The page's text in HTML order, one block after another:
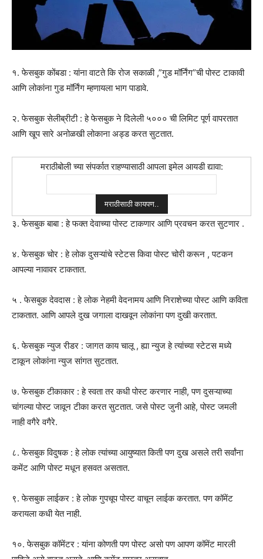
१. फेसबुक कोंबडा : यांना वाटते कि रोज सकाळी ,”गुड मॉर्निंग”ची पोस्ट टाकावी
आणि लोकांना गुड मॉर्निंग म्हणायला भाग पाडावे.
२. फेसबुक सेलीब्रीटी : हे फेसबुक ने दिलेली ५००० ची लिमिट पूर्ण वापरतात
आणि खूप सारे अनोळखी लोकाना अड्ड करत सुटतात.
मराठीबोली च्या संपर्कात राहण्यासाठी आपला इमेल आयडी द्यावा:
३. फेसबुक बाबा : हे फक्त देवाच्या पोस्ट टाकणार आणि प्रवचन करत सुटणार .
४. फेसबुक चोर : हे लोक दुसऱ्यांचे स्टेटस किवा पोस्ट चोरी करून , पटकन
आपल्या नावावर टाकतात.
५ . फेसबुक देवदास : हे लोक नेहमी वेदनामय आणि निराशेच्या पोस्ट आणि कविता
टाकतात. आणि आपले दुख जगाला दाखवून लोकांना पण दुखी करतात.
६. फेसबुक न्युज रीडर : जागत काय चालू , ह्या न्युज हे त्यांच्या स्टेटस मध्ये
टाकून लोकांना न्युज सांगत सुटतात.
७. फेसबुक टीकाकार : हे स्वता तर कधी पोस्ट करणार नाही, पण दुसऱ्याच्या
चांगल्या पोस्ट जावून टीका करत सुटतात. जसे पोस्ट जुनी आहे, पोस्ट जमली
नाही वगैरे वगैरे.
८. फेसबुक विदुषक : हे लोक त्यांच्या आयुष्यात किती पण दुख असले तरी सर्वांना
कमेंट आणि पोस्ट मधून हसवत असतात.
९. फेसबुक लाईकर : हे लोक गुपचूप पोस्ट वाचून लाईक करतात. पण कॉमेंट
करायला कधी येत नाही.
१०. फेसबुक कॉमेंटर : यांना कोणती पण पोस्ट असो पण आपण कॉमेंट मारली